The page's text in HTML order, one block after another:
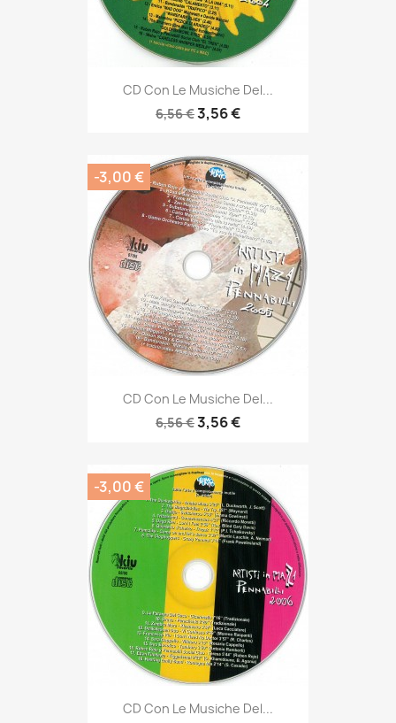
CD Con Le Musiche Del...
6,56 €3,56 €
CD Con Le Musiche Del...
6,56 €3,56 €
-3,00 €
CD Con Le Musiche Del...
-3,00 €